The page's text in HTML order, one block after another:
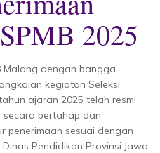
2025
Malang dengan bangga
kegiatan Seleksi
ajaran 2025 telah resmi
secara bertahap dan
penerimaan sesuai dengan
Pendidikan Provinsi Jawa